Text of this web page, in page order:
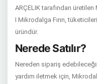
ARÇELIK tarafından
I Mikrodalga Fırın,
üründür.
Nerede Satılır?
Nereden sipariş
yardım iletmek için,